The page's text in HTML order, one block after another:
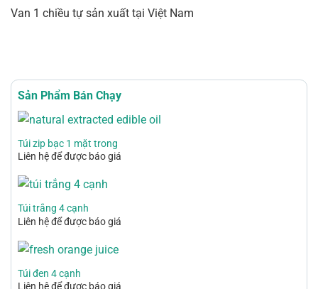
Van 1 chiều tự sản xuất tại Việt Nam
Sản Phẩm Bán Chạy
Túi zip bạc 1 mặt trong
Liên hệ để được báo giá
Túi trắng 4 cạnh
Liên hệ để được báo giá
Túi đen 4 cạnh
Liên hệ để được báo giá